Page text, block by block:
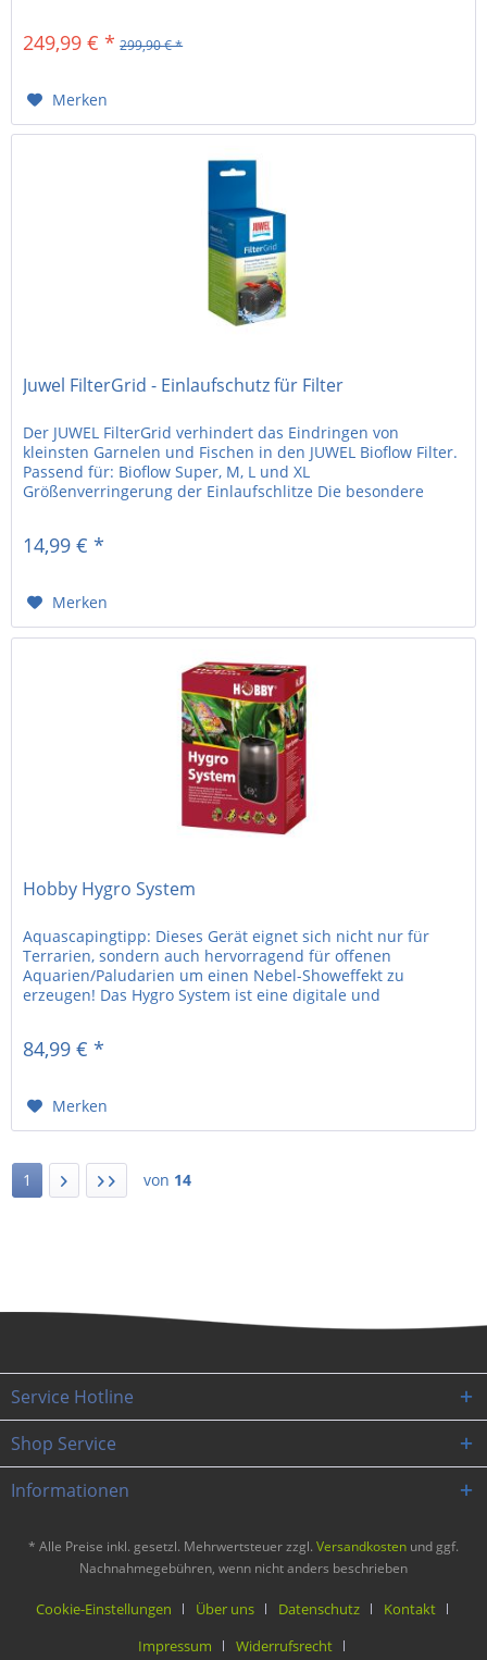
249,99 € * 299,90 € *
Merken
Juwel FilterGrid - Einlaufschutz für Filter
Der JUWEL FilterGrid verhindert das Eindringen von
kleinsten Garnelen und Fischen in den JUWEL Bioflow Filter.
Passend für: Bioflow Super, M, L und XL
Größenverringerung der Einlaufschlitze Die besondere
14,99 € *
Merken
Hobby Hygro System
Aquascapingtipp: Dieses Gerät eignet sich nicht nur für
Terrarien, sondern auch hervorragend für offenen
Aquarien/Paludarien um einen Nebel-Showeffekt zu
erzeugen! Das Hygro System ist eine digitale und
84,99 € *
Merken
1 von 14
Service Hotline
Shop Service
Informationen
* Alle Preise inkl. gesetzl. Mehrwertsteuer zzgl. Versandkosten und ggf.
Nachnahmegebühren, wenn nicht anders beschrieben
Cookie-Einstellungen Über uns Datenschutz
Kontakt
Impressum
Widerrufsrecht